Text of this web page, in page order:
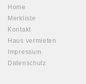
Home
Merkliste
Kontakt
Haus vermieten
Impressum
Datenschutz